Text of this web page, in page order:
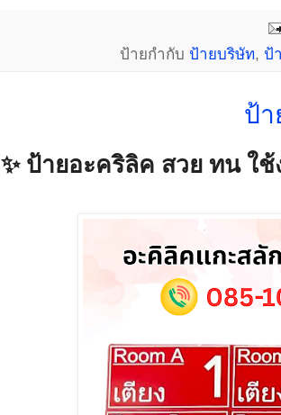
ป้ายกำกับ ป้ายบริษัท, ป้
ป้
✨ ป้ายอะคริลิค สวย ทน ใ